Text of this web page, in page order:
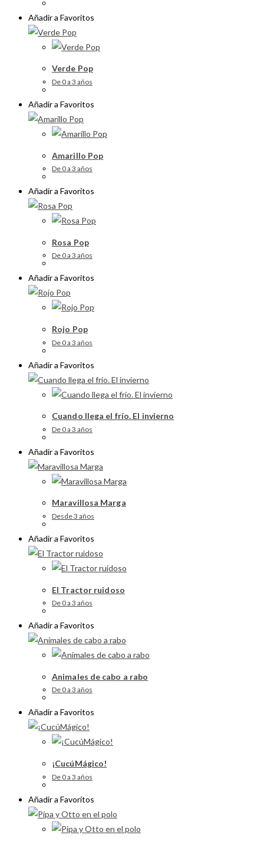
Añadir a Favoritos
Verde Pop
De 0 a 3 años
Añadir a Favoritos
Amarillo Pop
De 0 a 3 años
Añadir a Favoritos
Rosa Pop
De 0 a 3 años
Añadir a Favoritos
Rojo Pop
De 0 a 3 años
Añadir a Favoritos
Cuando llega el frío. El invierno
De 0 a 3 años
Añadir a Favoritos
Maravillosa Marga
Desde 3 años
Añadir a Favoritos
El Tractor ruidoso
De 0 a 3 años
Añadir a Favoritos
Animales de cabo a rabo
De 0 a 3 años
Añadir a Favoritos
¡CucúMágico!
De 0 a 3 años
Añadir a Favoritos